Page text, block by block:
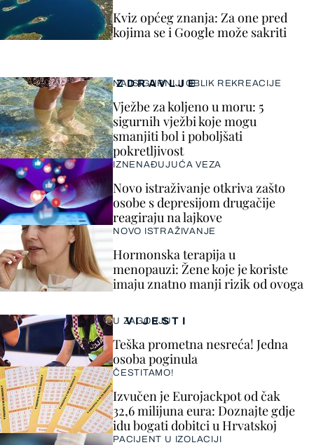
VIJESTI
U ZAGORJU
Teška prometna nesreća! Jedna
osoba poginula
ČESTITAMO!
Izvučen je Eurojackpot od čak
32,6 milijuna eura: Doznajte gdje
idu bogati dobitci u Hrvatskoj
PACIJENT U IZOLACIJI
ZDRAVLJE
NAJSIGURNIJI OBLIK REKREACIJE
Vježbe za koljeno u moru: 5
sigurnih vježbi koje mogu
smanjiti bol i poboljšati
pokretljivost
IZNENAĐUJUĆA VEZA
Novo istraživanje otkriva zašto
osobe s depresijom drugačije
reagiraju na lajkove
NOVO ISTRAŽIVANJE
Hormonska terapija u
menopauzi: Žene koje je koriste
imaju znatno manji rizik od ovoga
Kviz općeg znanja: Za one pred
kojima se i Google može sakriti